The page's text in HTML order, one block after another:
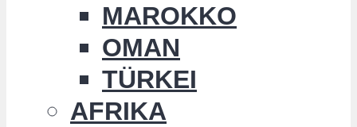
MAROKKO
OMAN
TÜRKEI
AFRIKA